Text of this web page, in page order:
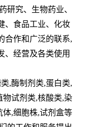
研究、生物药业、
、食品工业、化妆
合作和广泛的联系,
、经营及各类使用
,酶制剂类,蛋白类,
物试剂类,核酸类,染
体,细胞株,试剂盒等